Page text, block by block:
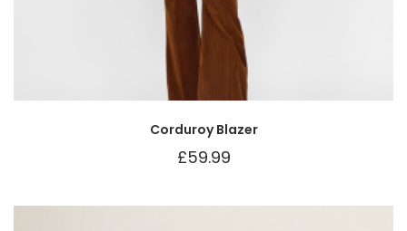
Corduroy Blazer
£59.99